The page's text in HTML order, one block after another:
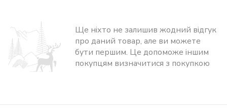
Ще ніхто не залишив жодний відгук
про даний товар, але ви можете
бути першим. Це допоможе іншим
покупцям визначитися з покупкою